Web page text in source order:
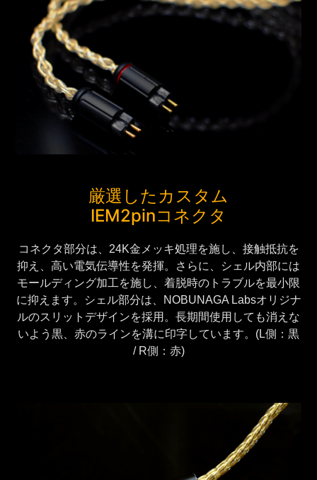
厳選したカスタム
IEM2pinコネクタ
コネクタ部分は、24K金メッキ処理を施し、接触抵抗を
抑え、高い電気伝導性を発揮。さらに、シェル内部には
モールディング加工を施し、着脱時のトラブルを最小限
に抑えます。シェル部分は、NOBUNAGA Labsオリジナ
ルのスリットデザインを採用。長期間使用しても消えな
いよう黒、赤のラインを溝に印字しています。(L側：黒
/ R側：赤)